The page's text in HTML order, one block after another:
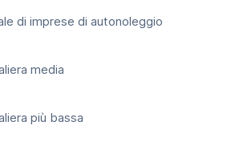
di imprese di autonoleggio
media
più bassa